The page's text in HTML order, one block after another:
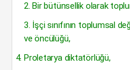
2. Bir bütünsellik olarak
3. İşçi sınıfının toplumsal
ve öncülüğü,
Proletarya diktatörlüğü,